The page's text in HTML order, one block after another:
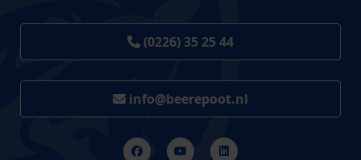
(0226) 35 25 44
info@beerepoot.nl